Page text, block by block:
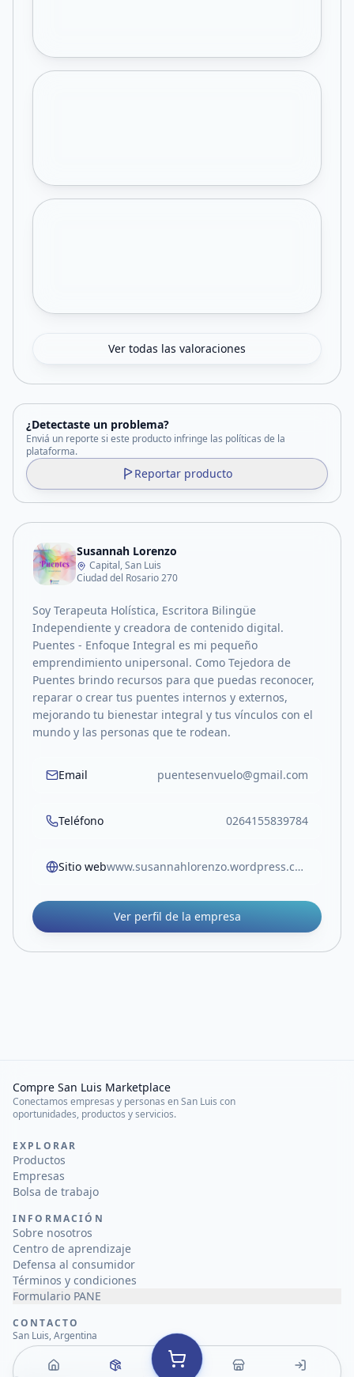
Ver todas las valoraciones
¿Detectaste un problema?
Enviá un reporte si este producto infringe las políticas de la
plataforma.
Reportar producto
Susannah Lorenzo
Capital, San Luis
Ciudad del Rosario 270
Soy Terapeuta Holística, Escritora Bilingüe
Independiente y creadora de contenido digital.
Puentes - Enfoque Integral es mi pequeño
emprendimiento unipersonal. Como Tejedora de
Puentes brindo recursos para que puedas reconocer,
reparar o crear tus puentes internos y externos,
mejorando tu bienestar integral y tus vínculos con el
mundo y las personas que te rodean.
Email puentesenvuelo@gmail.com
Teléfono 0264155839784
Sitio web www.susannahlorenzo.wordpress.com
Ver perfil de la empresa
Compre San Luis Marketplace
Conectamos empresas y personas en San Luis con
oportunidades, productos y servicios.
EXPLORAR
Productos
Empresas
Bolsa de trabajo
INFORMACIÓN
Sobre nosotros
Centro de aprendizaje
Defensa al consumidor
Términos y condiciones
Formulario PANE
CONTACTO
San Luis, Argentina